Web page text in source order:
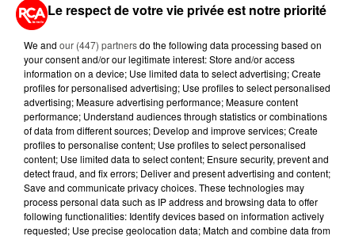
RETROUVEZ TOUTE L'ACTU DE LA RÉGION ET
RECEVEZ LES ALERTES INFOS DE LA RÉDACTION
EN TÉLÉCHARGEANT L'APPLICATION MOBILE
RCA
LA RÉDACTION Voir toute l'équipe RCA
Le respect de votre vie privée est notre priorité
We and our (447) partnersdo the following data processing based on
your consent and/or our legitimate interest: Store and/or access
information on a device; Use limited data to select advertising; Create
profiles for personalised advertising; Use profiles to select personalised
advertising; Measure advertising performance; Measure content
performance; Understand audiences through statistics or combinations
of data from different sources; Develop and improve services; Create
profiles to personalise content; Use profiles to select personalised
content; Use limited data to select content; Ensure security, prevent and
detect fraud, and fix errors; Deliver and present advertising and content;
Save and communicate privacy choices. These technologies may
process personal data such as IP address and browsing data to offer
following functionalities: Identify devices based on information actively
requested; Use precise geolocation data; Match and combine data from